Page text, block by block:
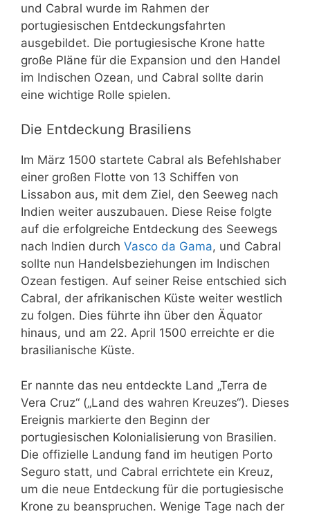
und Cabral wurde im Rahmen der
portugiesischen Entdeckungsfahrten
ausgebildet. Die portugiesische Krone hatte
große Pläne für die Expansion und den Handel
im Indischen Ozean, und Cabral sollte darin
eine wichtige Rolle spielen.
Die Entdeckung Brasiliens
Im März 1500 startete Cabral als Befehlshaber
einer großen Flotte von 13 Schiffen von
Lissabon aus, mit dem Ziel, den Seeweg nach
Indien weiter auszubauen. Diese Reise folgte
auf die erfolgreiche Entdeckung des Seewegs
nach Indien durch Vasco da Gama, und Cabral
sollte nun Handelsbeziehungen im Indischen
Ozean festigen. Auf seiner Reise entschied sich
Cabral, der afrikanischen Küste weiter westlich
zu folgen. Dies führte ihn über den Äquator
hinaus, und am 22. April 1500 erreichte er die
brasilianische Küste.
Er nannte das neu entdeckte Land „Terra de
Vera Cruz“ („Land des wahren Kreuzes“). Dieses
Ereignis markierte den Beginn der
portugiesischen Kolonialisierung von Brasilien.
Die offizielle Landung fand im heutigen Porto
Seguro statt, und Cabral errichtete ein Kreuz,
um die neue Entdeckung für die portugiesische
Krone zu beanspruchen. Wenige Tage nach der